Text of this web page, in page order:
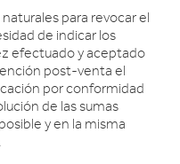
para revocar el
de indicar los
efectuado y aceptado
post-venta el
por conformidad
de las sumas
y en la misma